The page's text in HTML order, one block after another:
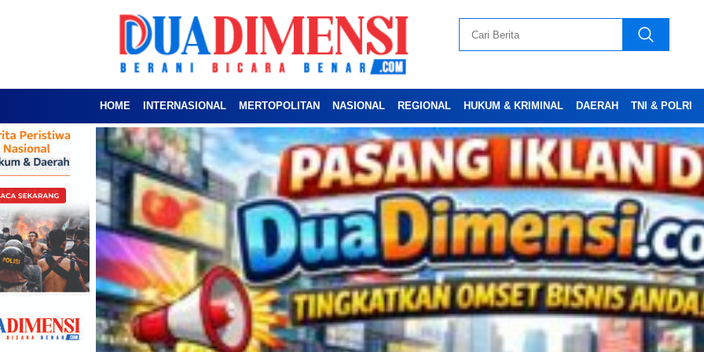
HOME INTERNASIONAL MERTOPOLITAN NASIONAL REGIONAL HUKUM & KRIMINAL DAERAH TNI & POLRI
Advertesment